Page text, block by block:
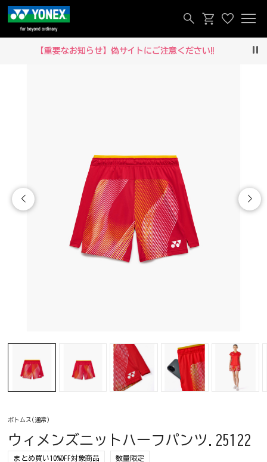
【重要なお知らせ】偽サイトにご注意ください‼
ボトムス(通常)
ウィメンズニットハーフパンツ.25122
まとめ買い10%OFF対象商品 数量限定